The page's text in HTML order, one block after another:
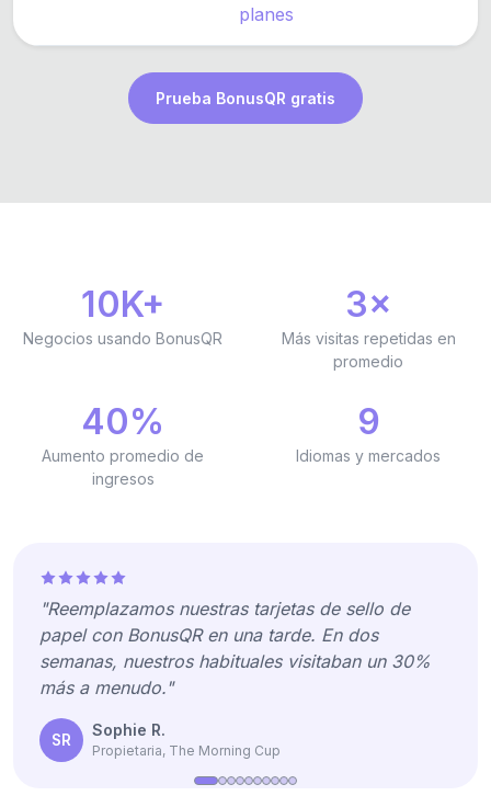
planes
Prueba BonusQR gratis
10K+
Negocios usando BonusQR
3×
Más visitas repetidas en
promedio
40%
Aumento promedio de
ingresos
9
Idiomas y mercados
"Reemplazamos nuestras tarjetas de sello de
papel con BonusQR en una tarde. En dos
semanas, nuestros habituales visitaban un 30%
más a menudo."
SR
Sophie R.
Propietaria, The Morning Cup